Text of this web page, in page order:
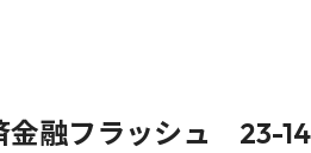
金融フラッシュ 23-